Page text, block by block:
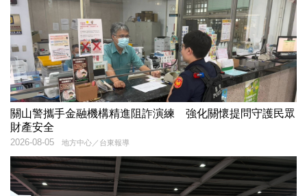
關山警攜手金融機構精進阻詐演練 強化關懷提問守護民眾
財產安全
地方中心／台東報導
2026-08-05